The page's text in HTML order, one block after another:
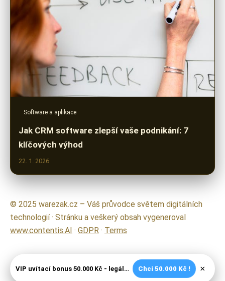
Software a aplikace
Jak CRM software zlepší vaše podnikání: 7
klíčových výhod
22. 1. 2026
© 2025 warezak.cz – Váš průvodce světem digitálních
technologií · Stránku a veškerý obsah vygeneroval
www.contentis.AI · GDPR · Terms
VIP uvítací bonus 50.000 Kč - legální české kasíno Chci 50.000 Kč ! ×